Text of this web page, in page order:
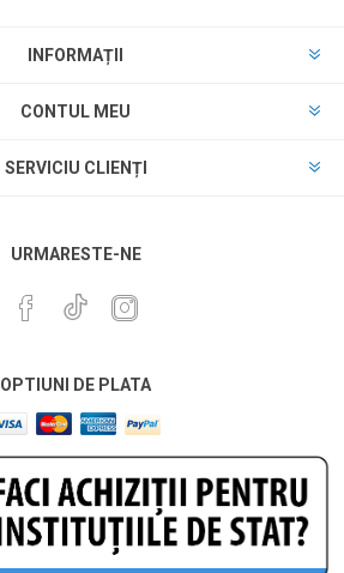
INFORMAȚII
CONTUL MEU
SERVICIU CLIENȚI
URMARESTE-NE
OPTIUNI DE PLATA